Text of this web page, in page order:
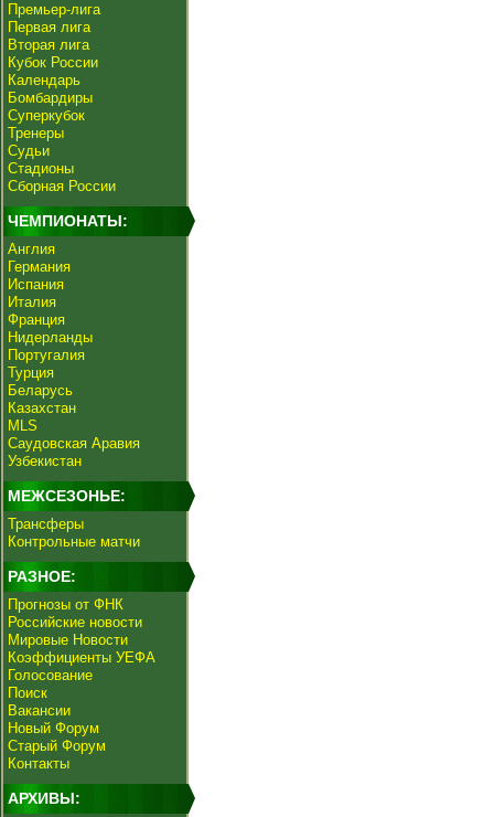
Премьер-лига
Первая лига
Вторая лига
Кубок России
Календарь
Бомбардиры
Суперкубок
Тренеры
Судьи
Стадионы
Сборная России
ЧЕМПИОНАТЫ:
Англия
Германия
Испания
Италия
Франция
Нидерланды
Португалия
Турция
Беларусь
Казахстан
MLS
Саудовская Аравия
Узбекистан
МЕЖСЕЗОНЬЕ:
Трансферы
Контрольные матчи
РАЗНОЕ:
Прогнозы от ФНК
Российские новости
Мировые Новости
Коэффициенты УЕФА
Голосование
Поиск
Вакансии
Новый Форум
Старый Форум
Контакты
АРХИВЫ: